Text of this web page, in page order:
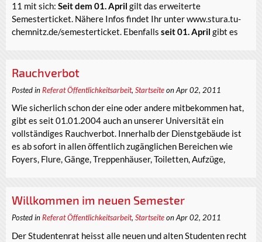
11 mit sich: Seit dem 01. April gilt das erweiterte
Semesterticket. Nähere Infos findet Ihr unter www.stura.tu-
chemnitz.de/semesterticket. Ebenfalls seit 01. April gibt es
Rauchverbot
Posted in Referat Öffentlichkeitsarbeit, Startseiteon Apr 02, 2011
Wie sicherlich schon der eine oder andere mitbekommen hat,
gibt es seit 01.01.2004 auch an unserer Universität ein
vollständiges Rauchverbot. Innerhalb der Dienstgebäude ist
es ab sofort in allen öffentlich zugänglichen Bereichen wie
Foyers, Flure, Gänge, Treppenhäuser, Toiletten, Aufzüge,
Willkommen im neuen Semester
Posted in Referat Öffentlichkeitsarbeit, Startseiteon Apr 02, 2011
Der Studentenrat heisst alle neuen und alten Studenten recht